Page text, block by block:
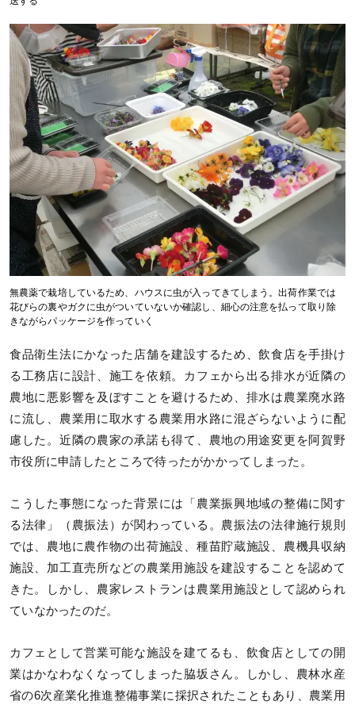
無農薬で栽培しているため、ハウスに虫が入ってきてしまう。出荷作業では
花びらの裏やガクに虫がついていないか確認し、細心の注意を払って取り除
きながらパッケージを作っていく
食品衛生法にかなった店舗を建設するため、飲食店を手掛け
る工務店に設計、施工を依頼。カフェから出る排水が近隣の
農地に悪影響を及ぼすことを避けるため、排水は農業廃水路
に流し、農業用に取水する農業用水路に混ざらないように配
慮した。近隣の農家の承諾も得て、農地の用途変更を阿賀野
市役所に申請したところで待ったがかかってしまった。
こうした事態になった背景には「農業振興地域の整備に関す
る法律」（農振法）が関わっている。農振法の法律施行規則
では、農地に農作物の出荷施設、種苗貯蔵施設、農機具収納
施設、加工直売所などの農業用施設を建設することを認めて
きた。しかし、農家レストランは農業用施設として認められ
ていなかったのだ。
カフェとして営業可能な施設を建てるも、飲食店としての開
業はかなわなくなってしまった脇坂さん。しかし、農林水産
省の6次産業化推進整備事業に採択されたこともあり、農業用